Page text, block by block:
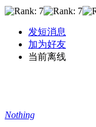
发短消息
加为好友
当前离线
Nothing